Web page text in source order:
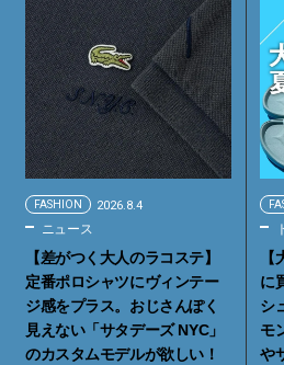
FASHION 2026.8.4
ニュース
【差がつく大人のラコステ】
定番ポロシャツにヴィンテー
ジ感をプラス。おじさんぽく
見えない「サタデーズ NYC」
のカスタムモデルが欲しい！
に
シ
モ
や